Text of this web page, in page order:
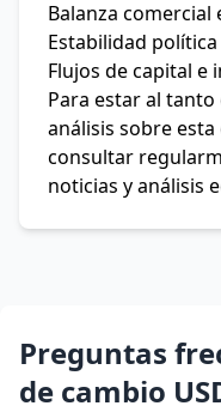
Balanza comercial
Estabilidad
Flujos de capital e
Para estar al
análisis sobre
consultar
noticias y análisis
Preguntas
de cambio